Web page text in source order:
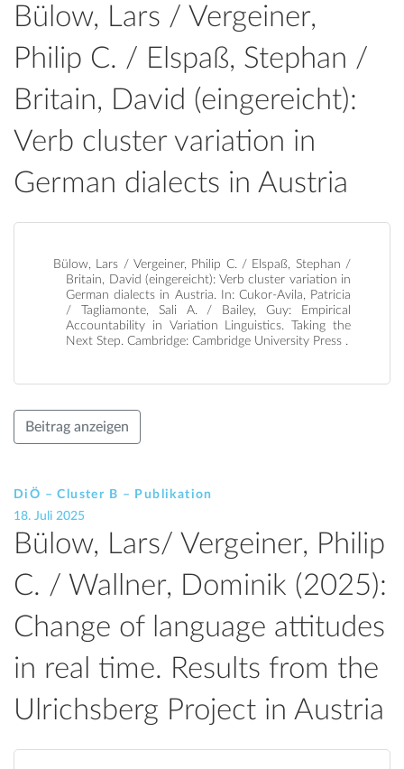
Bülow, Lars / Vergeiner,
Philip C. / Elspaß, Stephan /
Britain, David (eingereicht):
Verb cluster variation in
German dialects in Austria
Bülow, Lars / Vergeiner, Philip C. / Elspaß, Stephan /
Britain, David (eingereicht): Verb cluster variation in
German dialects in Austria. In: Cukor-Avila, Patricia
/ Tagliamonte, Sali A. / Bailey, Guy: Empirical
Accountability in Variation Linguistics. Taking the
Next Step. Cambridge: Cambridge University Press .
Beitrag anzeigen
DiÖ – Cluster B – Publikation
18. Juli 2025
Bülow, Lars/ Vergeiner, Philip
C. / Wallner, Dominik (2025):
Change of language attitudes
in real time. Results from the
Ulrichsberg Project in Austria